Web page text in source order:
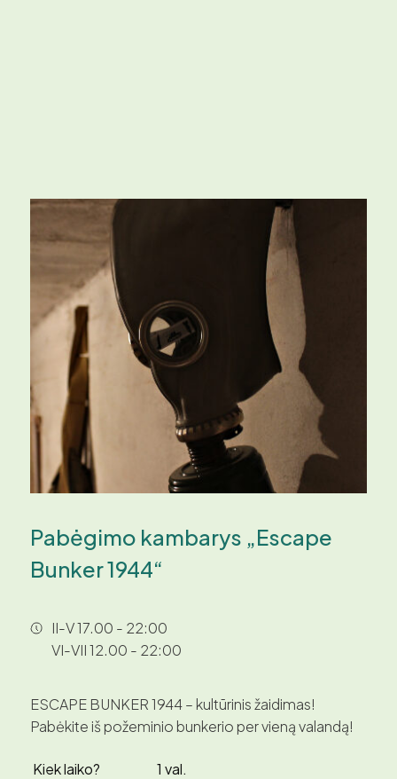
Pabėgimo kambarys „Escape
Bunker 1944“
II-V 17.00 - 22:00
VI-VII 12.00 - 22:00
ESCAPE BUNKER 1944 – kultūrinis žaidimas!
Pabėkite iš požeminio bunkerio per vieną valandą!
Kiek laiko?
1 val.